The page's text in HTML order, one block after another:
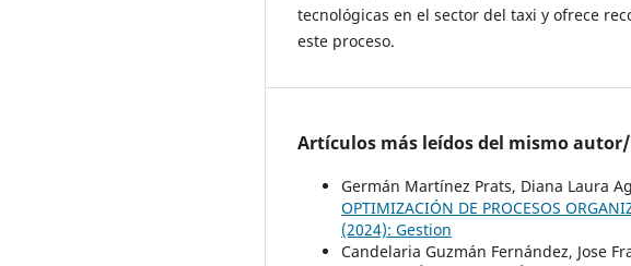
tecnológicas en el sector del taxi y ofrece
este proceso.
Artículos más leídos del mismo
Germán Martínez Prats, Diana Laura
OPTIMIZACIÓN DE PROCESOS
(2024): Gestion
Candelaria Guzmán Fernández, Jose